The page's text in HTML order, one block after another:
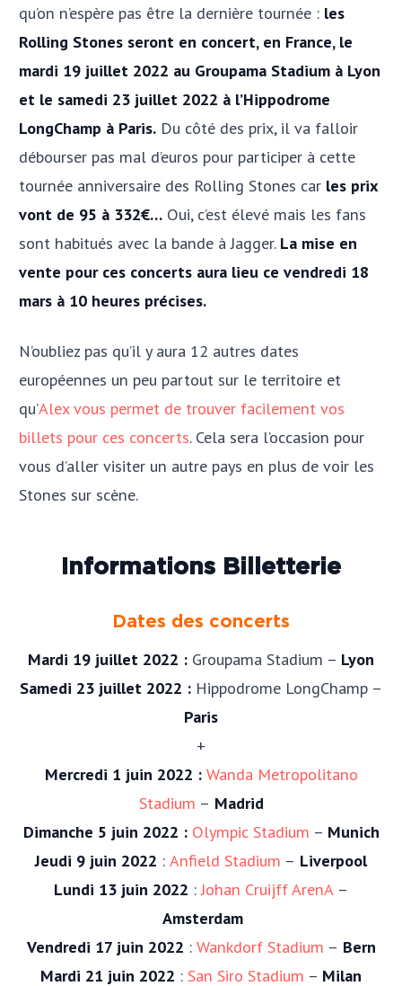
qu’on n’espère pas être la dernière tournée : les
Rolling Stones seront en concert, en France, le
mardi 19 juillet 2022 au Groupama Stadium à Lyon
et le samedi 23 juillet 2022 à l’Hippodrome
LongChamp à Paris. Du côté des prix, il va falloir
débourser pas mal d’euros pour participer à cette
tournée anniversaire des Rolling Stones car les prix
vont de 95 à 332€… Oui, c’est élevé mais les fans
sont habitués avec la bande à Jagger. La mise en
vente pour ces concerts aura lieu ce vendredi 18
mars à 10 heures précises.
N’oubliez pas qu’il y aura 12 autres dates
européennes un peu partout sur le territoire et
qu’Alex vous permet de trouver facilement vos
billets pour ces concerts. Cela sera l’occasion pour
vous d’aller visiter un autre pays en plus de voir les
Stones sur scène.
Informations Billetterie
Dates des concerts
Mardi 19 juillet 2022 : Groupama Stadium – Lyon
Samedi 23 juillet 2022 : Hippodrome LongChamp –
Paris
+
Mercredi 1 juin 2022 : Wanda Metropolitano
Stadium – Madrid
Dimanche 5 juin 2022 : Olympic Stadium – Munich
Jeudi 9 juin 2022 : Anfield Stadium – Liverpool
Lundi 13 juin 2022 :Johan Cruijff ArenA –
Amsterdam
Vendredi 17 juin 2022 : Wankdorf Stadium – Bern
Mardi 21 juin 2022 : San Siro Stadium – Milan